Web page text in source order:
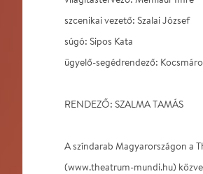
szcenikai vezető: Szalai József
súgó: Sipos Kata
ügyelő-segédrendező:
RENDEZŐ: SZALMA TAMÁS
A színdarab Magyarországon a
(www.theatrum-mundi.hu)